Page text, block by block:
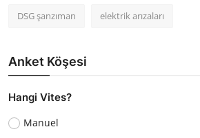
DSG şanzıman elektrik arızaları
Anket Köşesi
Hangi Vites?
Manuel